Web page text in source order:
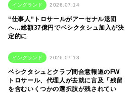
イングランド 2026.07.14
“仕事人”トロサールがアーセナル退団
へ…総額37億円でベシクタシュ加入が決
定的に
イングランド 2026.07.13
ベシクタシュとクラブ間合意報道のFW
トロサール、代理人が去就に言及「残留
を含むいくつかの選択肢が残されてい